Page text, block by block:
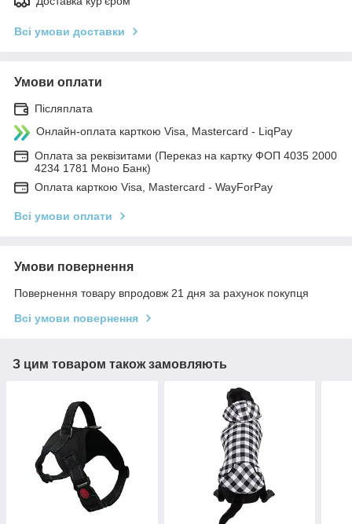
Всі умови доставки
Умови оплати
Післяплата
Онлайн-оплата карткою Visa, Mastercard - LiqPay
Оплата за реквізитами (Переказ на картку ФОП 4035 2000
4234 1781 Моно Банк)
Оплата карткою Visa, Mastercard - WayForPay
Всі умови оплати
Умови повернення
Повернення товару впродовж 21 дня за рахунок покупця
Всі умови повернення
З цим товаром також замовляють